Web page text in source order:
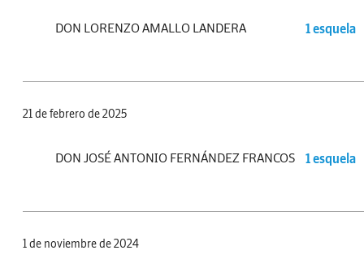
DON LORENZO AMALLO LANDERA 1 esquela
21 de febrero de 2025
DON JOSÉ ANTONIO FERNÁNDEZ FRANCOS 1 esquela
1 de noviembre de 2024